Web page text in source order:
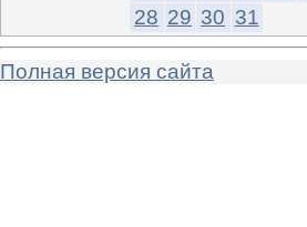
28 29 30 31
Полная версия сайта